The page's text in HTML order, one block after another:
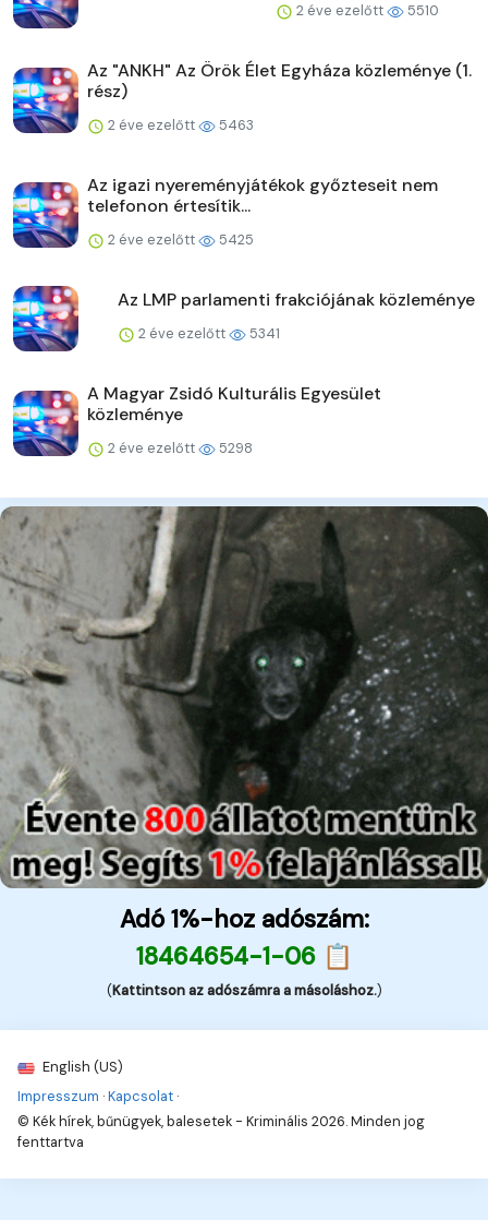
2 éve ezelőtt 5510
Az "ANKH" Az Örök Élet Egyháza közleménye (1.
rész)
2 éve ezelőtt 5463
Az igazi nyereményjátékok győzteseit nem
telefonon értesítik...
2 éve ezelőtt 5425
Az LMP parlamenti frakciójának közleménye
2 éve ezelőtt 5341
A Magyar Zsidó Kulturális Egyesület
közleménye
2 éve ezelőtt 5298
Adó 1%-hoz adószám:
18464654-1-06 📋
(Kattintson az adószámra a másoláshoz.)
English (US)
Impresszum ·Kapcsolat ·
© Kék hírek, bűnügyek, balesetek - Kriminális 2026. Minden jog
fenttartva